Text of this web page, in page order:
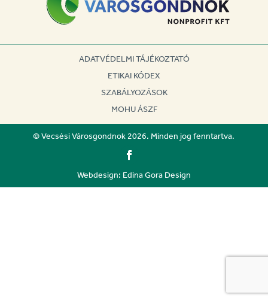
ADATVÉDELMI TÁJÉKOZTATÓ
ETIKAI KÓDEX
SZABÁLYOZÁSOK
MOHU ÁSZF
© Vecsési Városgondnok 2026. Minden jog fenntartva.
Webdesign: Edina Gora Design